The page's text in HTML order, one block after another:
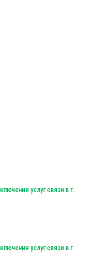
услуг связи в г.
услуг связи в г.